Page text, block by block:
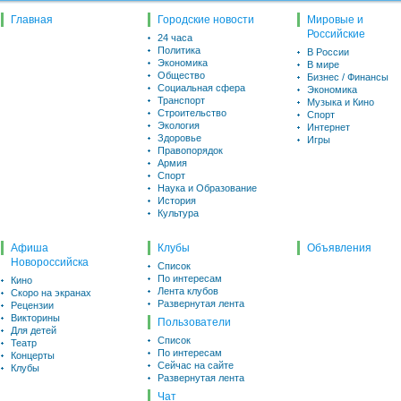
Главная Городские новости
24 часа
Политика
Экономика
Общество
Социальная сфера
Транспорт
Строительство
Экология
Здоровье
Правопорядок
Армия
Спорт
Наука и Образование
История
Культура
Мировые и
Российские
В России
В мире
Бизнес / Финансы
Экономика
Музыка и Кино
Спорт
Интернет
Игры
Афиша
Новороссийска
Кино
Скоро на экранах
Рецензии
Викторины
Для детей
Театр
Концерты
Клубы
Клубы
Список
По интересам
Лента клубов
Развернутая лента
Пользователи
Список
По интересам
Сейчас на сайте
Развернутая лента
Чат
Объявления